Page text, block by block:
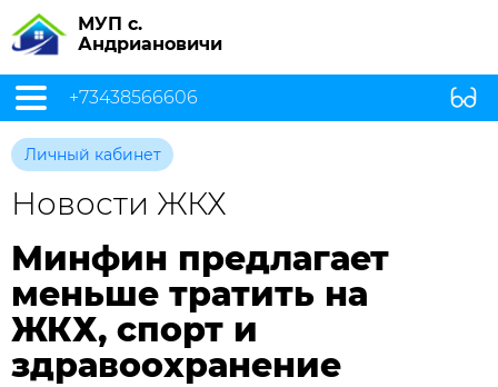
МУП с.
Андриановичи
+73438566606
Личный кабинет
Новости ЖКХ
Минфин предлагает
меньше тратить на
ЖКХ, спорт и
здравоохранение